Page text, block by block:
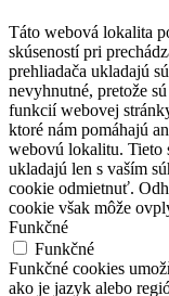
Táto webová lokalita
skúseností pri
prehliadača ukladajú
nevyhnutné, pretože
funkcií webovej
ktoré nám pomáhajú
webovú lokalitu. Tieto
ukladajú len s vaším
cookie odmietnuť.
cookie však môže
Funkčné
Funkčné
Funkčné cookies
ako je jazyk alebo